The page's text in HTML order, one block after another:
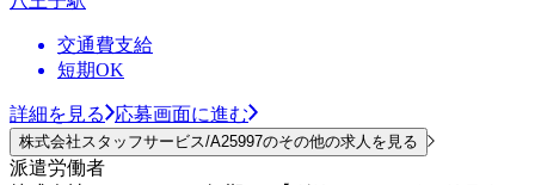
交通費支給
短期OK
詳細を見る 応募画面に進む
株式会社スタッフサービス/A25997のその他の求人を見る
派遣労働者